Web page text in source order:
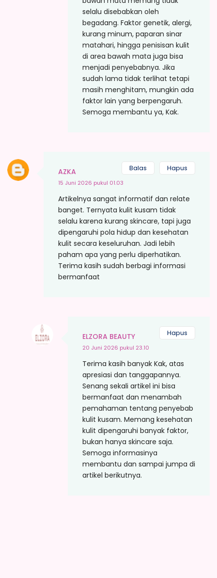
selalu disebabkan oleh
begadang. Faktor genetik, alergi,
kurang minum, paparan sinar
matahari, hingga penisisan kulit
di area bawah mata juga bisa
menjadi penyebabnya. Jika
sudah lama tidak terlihat tetapi
masih menghitam, mungkin ada
faktor lain yang berpengaruh.
Semoga membantu ya, Kak.
AZKA
15 Juni 2026 pukul 01.03
Artikelnya sangat informatif dan relate
banget. Ternyata kulit kusam tidak
selalu karena kurang skincare, tapi juga
dipengaruhi pola hidup dan kesehatan
kulit secara keseluruhan. Jadi lebih
paham apa yang perlu diperhatikan.
Terima kasih sudah berbagi informasi
bermanfaat
Balas Hapus
ELZORA BEAUTY
20 Juni 2026 pukul 23.10
Terima kasih banyak Kak, atas
apresiasi dan tanggapannya.
Senang sekali artikel ini bisa
bermanfaat dan menambah
pemahaman tentang penyebab
kulit kusam. Memang kesehatan
kulit dipengaruhi banyak faktor,
bukan hanya skincare saja.
Semoga informasinya
membantu dan sampai jumpa di
artikel berikutnya.
Hapus